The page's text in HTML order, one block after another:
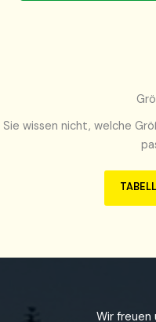
Sie wissen nicht, welche
Wir freuen